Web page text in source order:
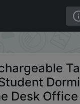
Computer
Desk Office